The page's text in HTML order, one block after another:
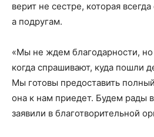
верит не сестре, которая
а подругам.
«Мы не ждем благодарности,
когда спрашивают, куда пошли
Мы готовы предоставить
она к нам приедет. Будем рады
заявили в благотворительной